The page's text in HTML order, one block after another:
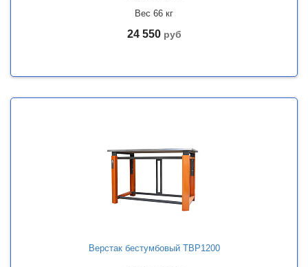
Вес 66 кг
24 550 руб
Верстак бестумбовый ТВР1200